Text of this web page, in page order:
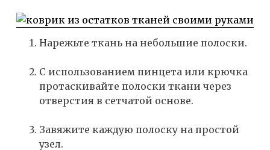
Нарежьте ткань на небольшие полоски.
С использованием пинцета или крючка
протаскивайте полоски ткани через
отверстия в сетчатой основе.
Завяжите каждую полоску на простой
узел.